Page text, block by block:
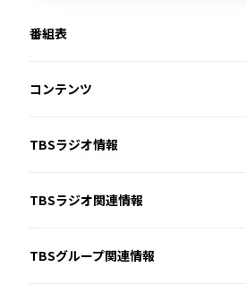
番組表
コンテンツ
TBSラジオ情報
TBSラジオ関連情報
TBSグループ関連情報